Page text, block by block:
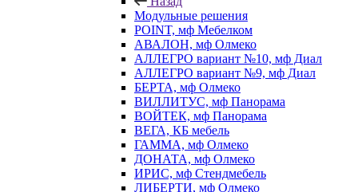
Модульные решения
POINT, мф Мебелком
АВАЛОН, мф Олмеко
АЛЛЕГРО вариант №10, мф Диал
АЛЛЕГРО вариант №9, мф Диал
БЕРТА, мф Олмеко
ВИЛЛИТУС, мф Панорама
ВОЙТЕК, мф Панорама
ВЕГА, КБ мебель
ГАММА, мф Олмеко
ДОНАТА, мф Олмеко
ИРИС, мф Стендмебель
ЛИБЕРТИ, мф Олмеко